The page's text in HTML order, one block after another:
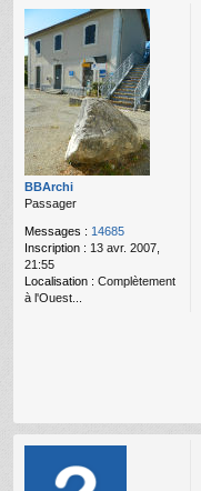
BBArchi
Passager
Messages : 14685
Inscription : 13 avr. 2007,
21:55
Localisation : Complètement
à l'Ouest...